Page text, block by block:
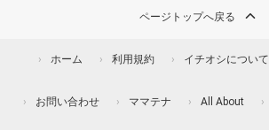
ページトップへ戻る
ホーム 利用規約 イチオシについて
お問い合わせ ママテナ All About